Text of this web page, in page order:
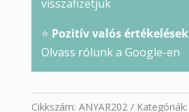
visszafizetjük
⭐ Pozitív valós értékelések
Olvass rólunk a Google-en
Cikkszám: ANYAR202 Kategóriák: